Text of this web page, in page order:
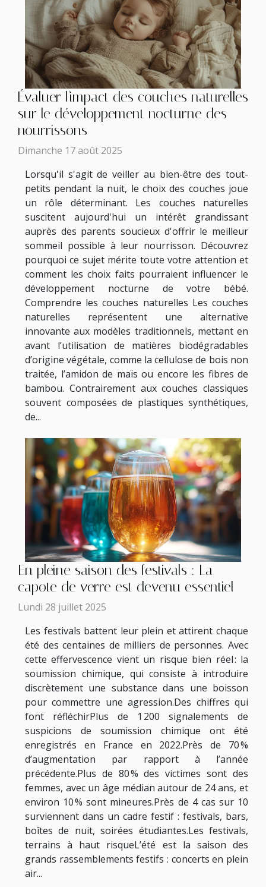
Évaluer l'impact des couches naturelles
sur le développement nocturne des
nourrissons
Dimanche 17 août 2025
Lorsqu'il s'agit de veiller au bien-être des tout-
petits pendant la nuit, le choix des couches joue
un rôle déterminant. Les couches naturelles
suscitent aujourd'hui un intérêt grandissant
auprès des parents soucieux d'offrir le meilleur
sommeil possible à leur nourrisson. Découvrez
pourquoi ce sujet mérite toute votre attention et
comment les choix faits pourraient influencer le
développement nocturne de votre bébé.
Comprendre les couches naturelles Les couches
naturelles représentent une alternative
innovante aux modèles traditionnels, mettant en
avant l’utilisation de matières biodégradables
d’origine végétale, comme la cellulose de bois non
traitée, l’amidon de maïs ou encore les fibres de
bambou. Contrairement aux couches classiques
souvent composées de plastiques synthétiques,
de...
En pleine saison des festivals : La
capote de verre est devenu essentiel
Lundi 28 juillet 2025
Les festivals battent leur plein et attirent chaque
été des centaines de milliers de personnes. Avec
cette effervescence vient un risque bien réel : la
soumission chimique, qui consiste à introduire
discrètement une substance dans une boisson
pour commettre une agression.Des chiffres qui
font réfléchirPlus de 1 200 signalements de
suspicions de soumission chimique ont été
enregistrés en France en 2022.Près de 70 %
d’augmentation par rapport à l’année
précédente.Plus de 80 % des victimes sont des
femmes, avec un âge médian autour de 24 ans, et
environ 10 % sont mineures.Près de 4 cas sur 10
surviennent dans un cadre festif : festivals, bars,
boîtes de nuit, soirées étudiantes.Les festivals,
terrains à haut risqueL’été est la saison des
grands rassemblements festifs : concerts en plein
air...